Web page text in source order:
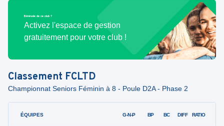
Bénévole de ce club ?
Activez l'espace de gestion
gratuitement pour votre club !
Classement FCLTD
Championnat Seniors Féminin à 8 - Poule D2A - Phase 2
ÉQUIPES G-N-P BP BC DIFF RATIO